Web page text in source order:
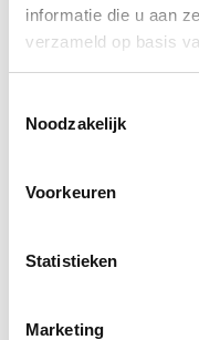
informatie die u aan
verzameld op basis
Noodzakelijk
Voorkeuren
Statistieken
Marketing
a2bb08x120